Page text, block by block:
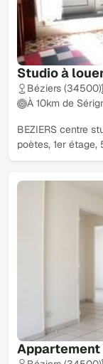
Studio à
Béziers (34500)
À 10km de
BEZIERS centre
poètes, 1er étage,
Appartement